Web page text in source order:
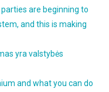
are beginning to
and this is making
yra valstybės
and what you can do